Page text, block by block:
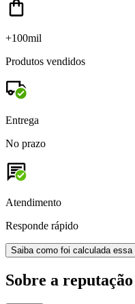
+100mil
Produtos vendidos
Entrega
No prazo
Atendimento
Responde rápido
Saiba como foi calculada essa
Sobre a